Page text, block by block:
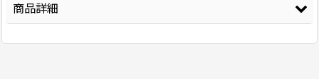
商品詳細
登録年 2025